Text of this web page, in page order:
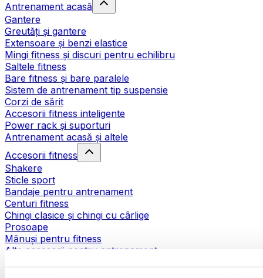
Antrenament acasă
Gantere
Greutăți și gantere
Extensoare și benzi elastice
Mingi fitness și discuri pentru echilibru
Saltele fitness
Bare fitness și bare paralele
Sistem de antrenament tip suspensie
Corzi de sărit
Accesorii fitness inteligente
Power rack și suporturi
Antrenament acasă și altele
Accesorii fitness
Shakere
Sticle sport
Bandaje pentru antrenament
Centuri fitness
Chingi clasice și chingi cu cârlige
Prosoape
Mănuși pentru fitness
Alte accesorii pentru antrenament
Ajutoare pentru reabilitare